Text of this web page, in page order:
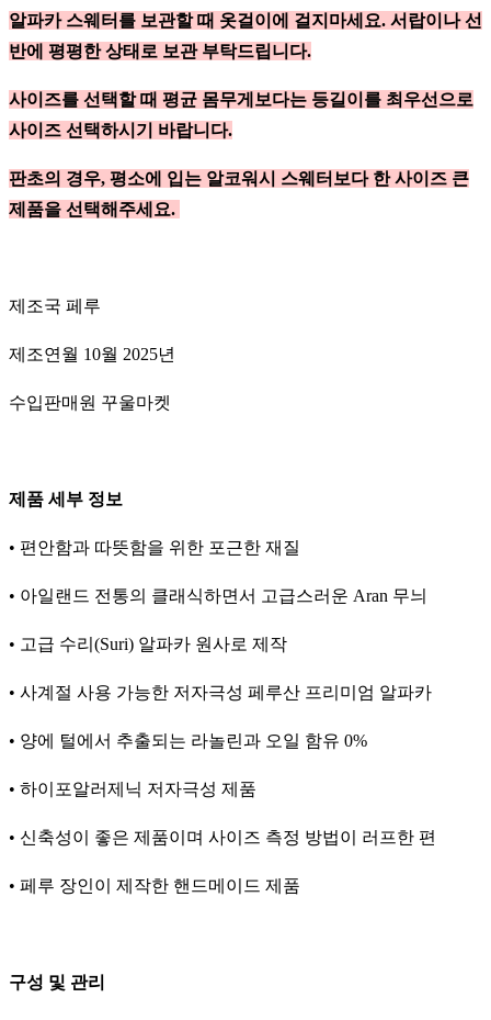
알파카 스웨터를 보관할 때 옷걸이에 걸지마세요. 서랍이나 선
반에 평평한 상태로 보관 부탁드립니다.
사이즈를 선택할 때 평균 몸무게보다는 등길이를 최우선으로
사이즈 선택하시기 바랍니다.
판초의 경우, 평소에 입는 알코워시 스웨터보다 한 사이즈 큰
제품을 선택해주세요.
제조국 페루
제조연월 10월 2025년
수입판매원 꾸울마켓
제품 세부 정보
• 편안함과 따뜻함을 위한 포근한 재질
• 아일랜드 전통의 클래식하면서 고급스러운 Aran 무늬
• 고급 수리(Suri) 알파카 원사로 제작
• 사계절 사용 가능한 저자극성 페루산 프리미엄 알파카
• 양에 털에서 추출되는 라놀린과 오일 함유 0%
• 하이포알러제닉 저자극성 제품
• 신축성이 좋은 제품이며 사이즈 측정 방법이 러프한 편
• 페루 장인이 제작한 핸드메이드 제품
구성 및 관리